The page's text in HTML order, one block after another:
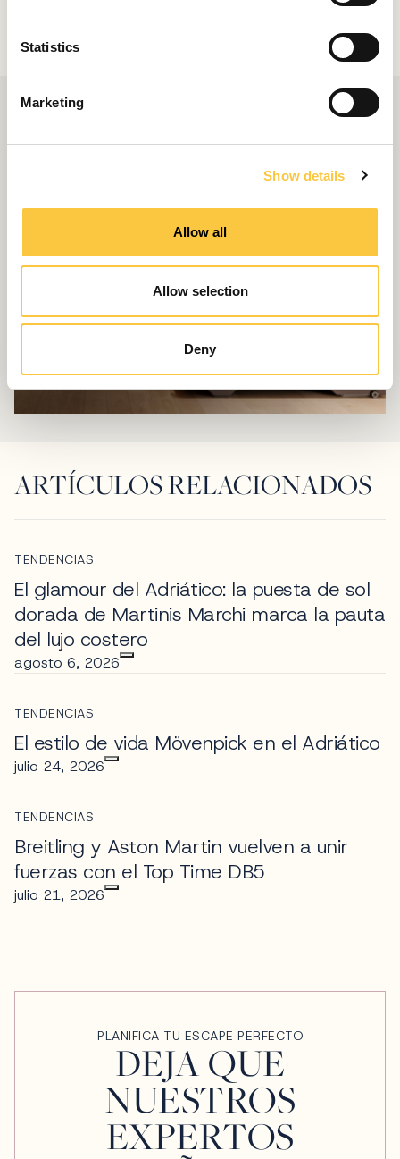
Statistics
Marketing
Show details
Allow all
Allow selection
Deny
ARTÍCULOS RELACIONADOS
TENDENCIAS
El glamour del Adriático: la puesta de sol
dorada de Martinis Marchi marca la pauta
del lujo costero
agosto 6, 2026
TENDENCIAS
El estilo de vida Mövenpick en el Adriático
julio 24, 2026
TENDENCIAS
Breitling y Aston Martin vuelven a unir
fuerzas con el Top Time DB5
julio 21, 2026
PLANIFICA TU ESCAPE PERFECTO
DEJA QUE
NUESTROS
EXPERTOS